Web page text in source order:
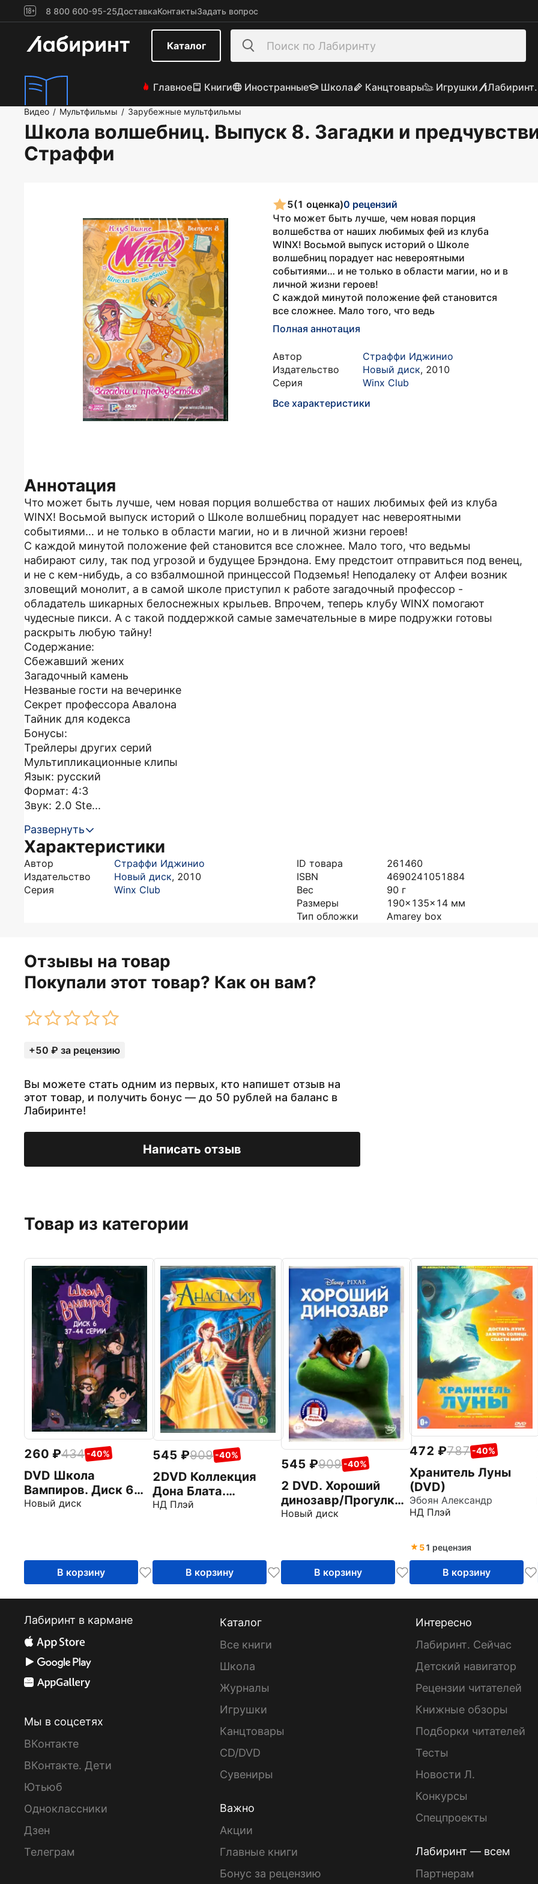
8 800 600-95-25ДоставкаКонтактыЗадать вопрос
Каталог
Главное Книги Иностранные Школа Канцтовары Игрушки
Видео / Мультфильмы / Зарубежные мультфильмы
Школа волшебниц. Выпуск 8. Загадки и
Страффи
5(1 оценка)0 рецензий
Что может быть лучше, чем новая порция
волшебства от наших любимых фей из клуба
WINX! Восьмой выпуск историй о Школе
волшебниц порадует нас невероятными
событиями… и не только в области магии, но и в
личной жизни героев!
С каждой минутой положение фей становится
все сложнее. Мало того, что ведь
Полная аннотация
Автор
Страффи Иджинио
Издательство
Новый диск, 2010
Серия
Winx Club
Все характеристики
Аннотация
Что может быть лучше, чем новая порция волшебства от наших любимых фей из клуба
WINX! Восьмой выпуск историй о Школе волшебниц порадует нас невероятными
событиями… и не только в области магии, но и в личной жизни героев!
С каждой минутой положение фей становится все сложнее. Мало того, что ведьмы
набирают силу, так под угрозой и будущее Брэндона. Ему предстоит отправиться под венец,
и не с кем-нибудь, а со взбалмошной принцессой Подземья! Неподалеку от Алфеи возник
зловещий монолит, а в самой школе приступил к работе загадочный профессор -
обладатель шикарных белоснежных крыльев. Впрочем, теперь клубу WINX помогают
чудесные пикси. А с такой поддержкой самые замечательные в мире подружки готовы
раскрыть любую тайну!
Содержание:
Сбежавший жених
Загадочный камень
Незваные гости на вечеринке
Секрет профессора Авалона
Тайник для кодекса
Бонусы:
Трейлеры других серий
Мультипликационные клипы
Язык: русский
Формат: 4:3
Звук: 2.0 Ste...
Развернуть
Характеристики
Автор
Страффи Иджинио
Издательство
Новый диск, 2010
Серия
Winx Club
ID товара
261460
ISBN
4690241051884
Вес
90 г
Размеры
190x135x14 мм
Тип обложки
Amarey box
Отзывы на товар
Покупали этот товар? Как он вам?
+50 ₽ за рецензию
Вы можете стать одним из первых, кто напишет отзыв на
этот товар, и получить бонус — до 50 рублей на баланс в
Лабиринте!
Написать отзыв
Товар из категории
260 434 -40%
DVD Школа
Вампиров. Диск 6
(серии 37-44)
Новый диск
В корзину
545 909 -40%
2DVD Коллекция
Дона Блата.
Анастаcия. Все псы
НД Плэй
В корзину
545 909 -40%
2 DVD. Хороший
динозавр/Прогулки
с динозаврами.
Новый диск
В корзину
472 787 -40%
Хранитель Луны
(DVD)
Эбоян Александр
НД Плэй
51 рецензия
В корзину
Лабиринт в кармане
Мы в соцсетях
ВКонтакте
ВКонтакте. Дети
Ютьюб
Одноклассники
Дзен
Телеграм
Каталог
Все книги
Школа
Журналы
Игрушки
Канцтовары
CD/DVD
Сувениры
Важно
Акции
Главные книги
Бонус за рецензию
Интересно
Лабиринт. Сейчас
Детский навигатор
Рецензии читателей
Книжные обзоры
Подборки читателей
Тесты
Новости Л.
Конкурсы
Спецпроекты
Лабиринт — всем
Партнерам